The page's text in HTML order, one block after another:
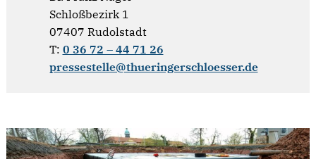
Schloßbezirk 1
07407 Rudolstadt
T: 0 36 72 – 44 71 26
pressestelle@thueringerschloesser.de